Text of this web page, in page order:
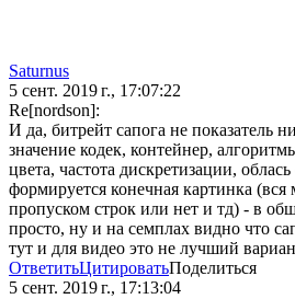
Saturnus
5 сент. 2019 г., 17:07:22
Re[nordson]:
И да, битрейт сапога не показатель
значение кодек, контейнер,
цвета, частота дискретизации,
формируется конечная картинка (вся
пропуском строк или нет и тд) - в
просто, ну и на семплах видно что
тут и для видео это не лучший
ОтветитьЦитироватьПоделиться
5 сент. 2019 г., 17:13:04